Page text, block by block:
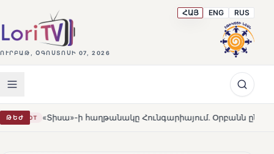
ՈՒՐԲԱԹ, ՕԳՈՍՏՈՍԻ 07, 2026
ՀԱՅ ENG RUS
ԹԵԺ ի հաղթանակը Հունգարիայում․ Օրբանն ընդունեց